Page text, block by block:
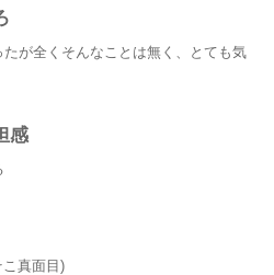
が全くそんなことは無く、とても気
感
真面目)